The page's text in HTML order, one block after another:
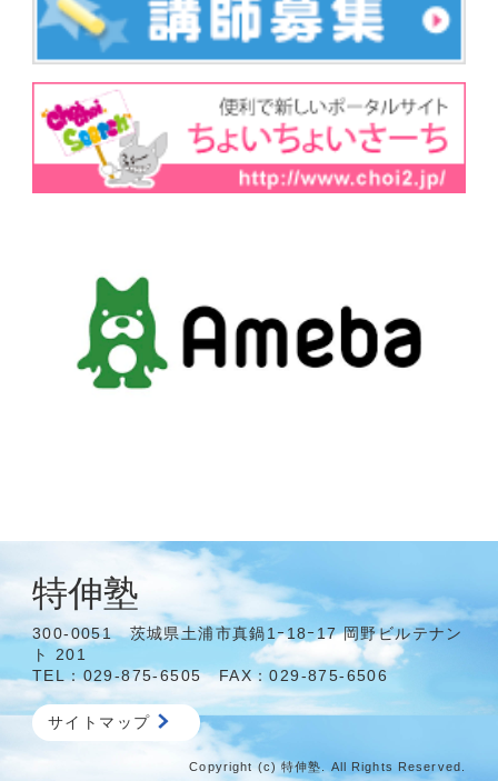
特伸塾
300-0051 茨城県土浦市真鍋1ｰ18ｰ17 岡野ビルテナン
ト 201
TEL：029-875-6505 FAX：029-875-6506
サイトマップ
Copyright (c) 特伸塾. All Rights Reserved.